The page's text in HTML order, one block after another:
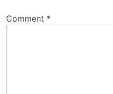
Comment *